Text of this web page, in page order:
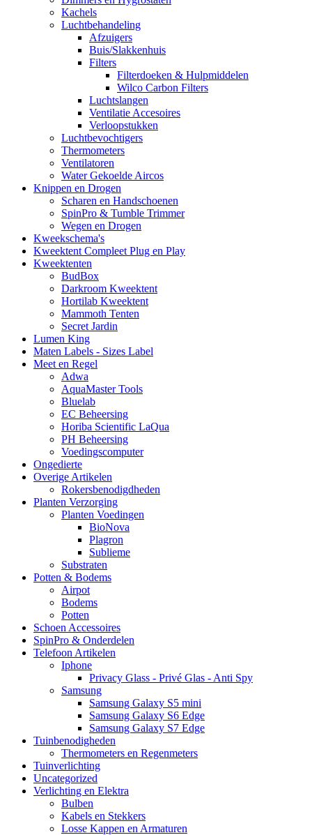
Kachels
Luchtbehandeling
Afzuigers
Buis/Slakkenhuis
Filters
Filterdoeken & Hulpmiddelen
Wilco Carbon Filters
Luchtslangen
Ventilatie Accesoires
Verloopstukken
Luchtbevochtigers
Thermometers
Ventilatoren
Water Gekoelde Aircos
Knippen en Drogen
Scharen en Handschoenen
SpinPro & Tumble Trimmer
Wegen en Drogen
Kweekschema's
Kweektent Compleet Plug en Play
Kweektenten
BudBox
Darkroom Kweektent
Hortilab Kweektent
Mammoth Tenten
Secret Jardin
Lumen King
Maten Labels - Sizes Label
Meet en Regel
Adwa
AquaMaster Tools
Bluelab
EC Beheersing
Horiba Scientific LaQua
PH Beheersing
Voedingscomputer
Ongedierte
Overige Artikelen
Rokersbenodigdheden
Planten Verzorging
Planten Voedingen
BioNova
Plagron
Sublieme
Substraten
Potten & Bodems
Airpot
Bodems
Potten
Schoen Accessoires
SpinPro & Onderdelen
Telefoon Artikelen
Iphone
Privacy Glass - Privé Glas - Anti Spy
Samsung
Samsung Galaxy S5 mini
Samsung Galaxy S6 Edge
Samsung Galaxy S7 Edge
Tuinbenodigheden
Thermometers en Regenmeters
Tuinverlichting
Uncategorized
Verlichting en Elektra
Bulben
Kabels en Stekkers
Losse Kappen en Armaturen